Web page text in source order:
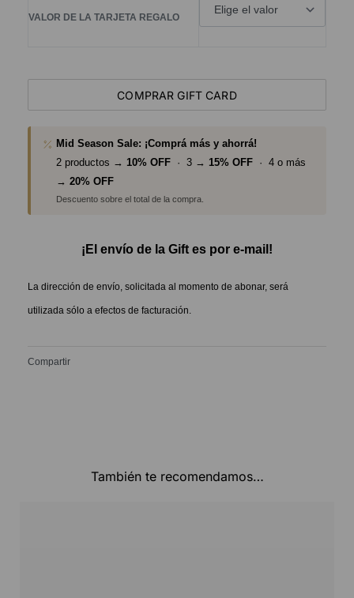
VALOR DE LA TARJETA REGALO
COMPRAR GIFT CARD
Mid Season Sale: ¡Comprá más y ahorrá!
2 productos → 10% OFF · 3 → 15% OFF · 4 o más
→ 20% OFF
Descuento sobre el total de la compra.
¡El envío de la Gift es por e-mail!
La dirección de envío, solicitada al momento de abonar, será
utilizada sólo a efectos de facturación.
Compartir
También te recomendamos…